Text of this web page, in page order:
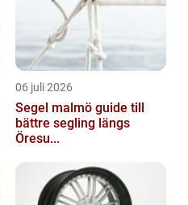
06 juli 2026
Segel malmö guide till
bättre segling längs
Öresu...